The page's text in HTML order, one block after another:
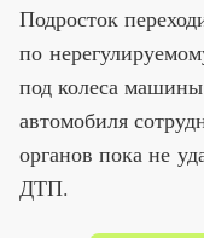
Подросток
по
под колеса
автомобиля
органов пока не
ДТП.